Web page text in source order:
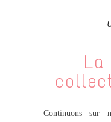
Continuons sur